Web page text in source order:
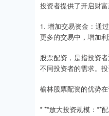
投资者提供了开启财富
1. 增加交易资金：通
更多的交易中，增加利
股票配资，是指投资
不同投资者的需求。
榆林股票配资的优势在
* **放大投资规模：**